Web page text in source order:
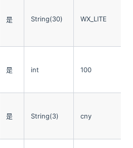
是 String(30) WX_LITE
是 int 100
是 String(3) cny